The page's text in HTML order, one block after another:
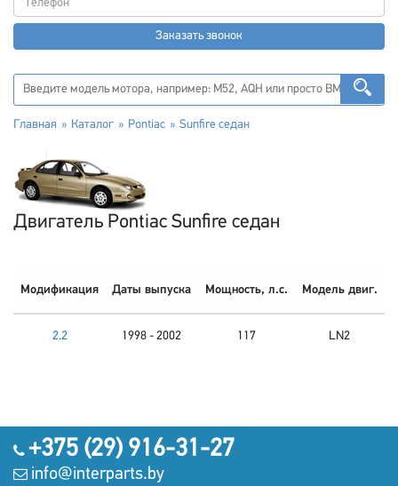
Заказать звонок
Главная Каталог Pontiac Sunfire седан
Двигатель Pontiac Sunfire седан
Модификация Даты выпуска Мощность, л.с. Модель двиг.
2.2 1998 - 2002 117 LN2
+375 (29) 916-31-27
info@interparts.by